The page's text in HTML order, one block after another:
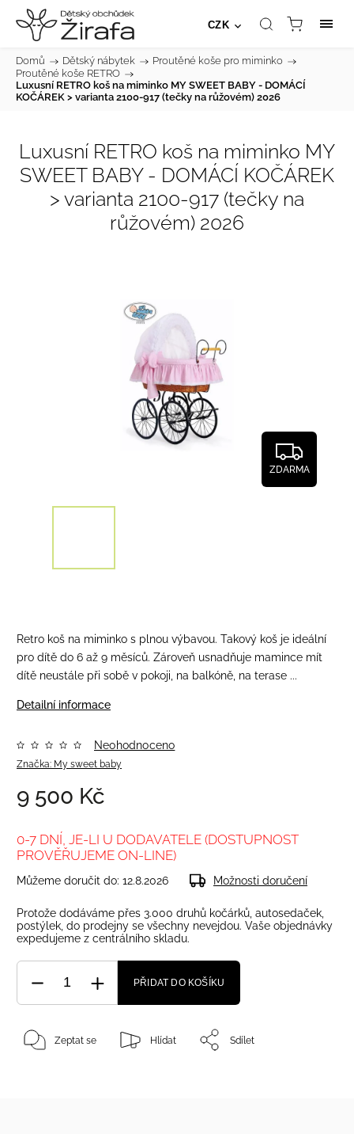
CZK
Domů / Dětský nábytek / Proutěné koše pro miminko /
Proutěné koše RETRO /
Luxusní RETRO koš na miminko MY SWEET BABY - DOMÁCÍ
KOČÁREK > varianta 2100-917 (tečky na růžovém) 2026
Luxusní RETRO koš na miminko MY
SWEET BABY - DOMÁCÍ KOČÁREK
> varianta 2100-917 (tečky na
růžovém) 2026
ZDARMA
Retro koš na miminko s plnou výbavou. Takový koš je ideální
pro dítě do 6 až 9 měsíců. Zároveň usnadňuje mamince mít
dítě neustále při sobě v pokoji, na balkóně, na terase ...
Detailní informace
Značka: My sweet baby
Neohodnoceno
9 500 Kč
0-7 DNÍ, JE-LI U DODAVATELE (DOSTUPNOST
PROVĚŘUJEME ON-LINE)
Můžeme doručit do: 12.8.2026 Možnosti doručení
Protože dodáváme přes 3.000 druhů kočárků, autosedaček,
postýlek, do prodejny se všechny nevejdou. Vaše objednávky
expedujeme z centrálního skladu.
PŘIDAT DO KOŠÍKU
Zeptat se Hlídat Sdílet